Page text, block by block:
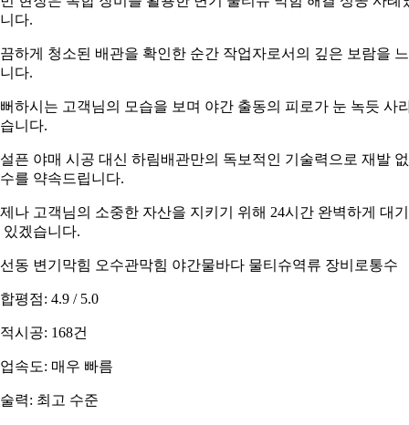
다.
하게 청소된 배관을 확인한 순간 작업자로서의 깊은 보람을
다.
하시는 고객님의 모습을 보며 야간 출동의 피로가 눈 녹듯 사
니다.
픈 야매 시공 대신 하림배관만의 독보적인 기술력으로 재발
를 약속드립니다.
나 고객님의 소중한 자산을 지키기 위해 24시간 완벽하게 대
있겠습니다.
동 변기막힘 오수관막힘 야간물바다 물티슈역류 장비로통수
평점: 4.9 / 5.0
시공: 168건
속도: 매우 빠름
력: 최고 수준